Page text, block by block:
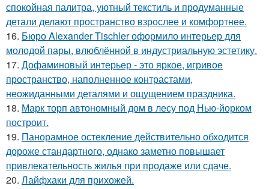
спокойная палитра, уютный текстиль и продуманные
детали делают пространство взрослее и комфортнее.
16. Бюро Alexander Tischler оформило интерьер для
молодой пары, влюблённой в индустриальную эстетику.
17. Дофаминовый интерьер - это яркое, игривое
пространство, наполненное контрастами,
неожиданными деталями и ощущением праздника.
18. Марк торп автономный дом в лесу под Нью-йорком
построит.
19. Панорамное остекление действительно обходится
дороже стандартного, однако заметно повышает
привлекательность жилья при продаже или сдаче.
20. Лайфхаки для прихожей.